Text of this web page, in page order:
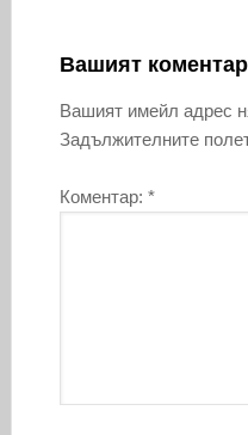
Вашият коментар
Вашият имейл адрес
Задължителните
Коментар: *